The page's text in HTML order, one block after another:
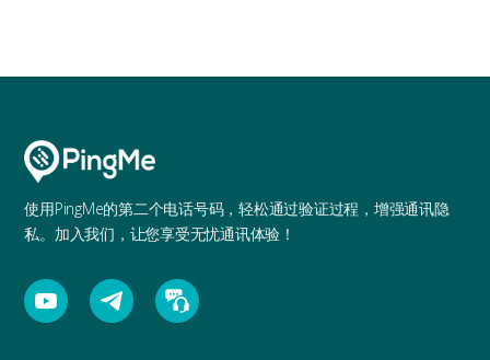
使用PingMe的第二个电话号码，轻松通过验证过程，增强通讯隐
私。加入我们，让您享受无忧通讯体验！